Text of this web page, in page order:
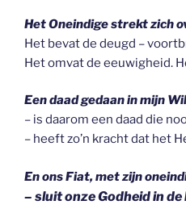
Het Oneindige strekt zich
Het bevat de deugd –
Het omvat de eeuwigheid.
Een daad gedaan in mijn Wil
– is daarom een daad die
– heeft zo’n kracht dat het
En ons Fiat, met zijn
– sluit onze Godheid in